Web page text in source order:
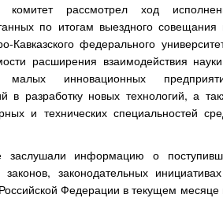
рассмотрел ход
по итогам выездного совещания
Кавказского федерального
расширения взаимодействия
инновационных
в разработку новых технологий, а
и технических специальностей
заслушали информацию о
законодательных
Федерации в текущем месяце